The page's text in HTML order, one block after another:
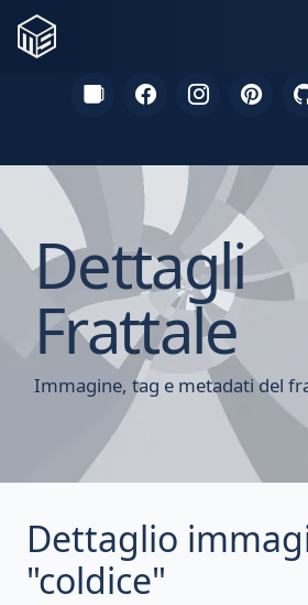
Dettagli
Frattale
Immagine, tag e metadati del
Dettaglio
"coldice"